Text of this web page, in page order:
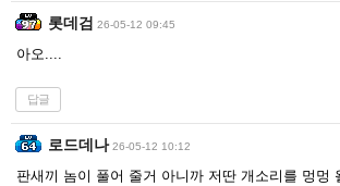
롯데검 26-05-12 09:45
아오....
답글
로드데나 26-05-12 10:12
판새끼 놈이 풀어 줄거 아니까 저딴 개소리를 멍멍